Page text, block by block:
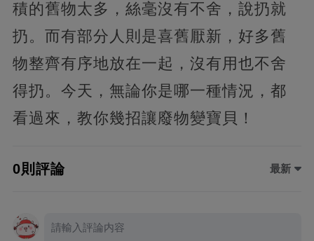
積的舊物太多，絲毫沒有不舍，說扔就
扔。而有部分人則是喜舊厭新，好多舊
物整齊有序地放在一起，沒有用也不舍
得扔。今天，無論你是哪一種情況，都
看過來，教你幾招讓廢物變寶貝！
0則評論 最新